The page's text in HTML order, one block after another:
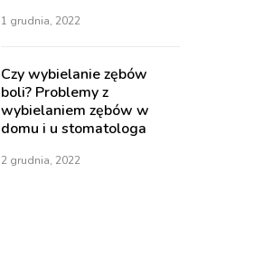
1 grudnia, 2022
Czy wybielanie zębów
boli? Problemy z
wybielaniem zębów w
domu i u stomatologa
2 grudnia, 2022